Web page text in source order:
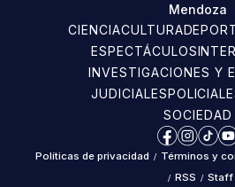
Mendoza
CIENCIACULTURA
ESPECTÁCULOS
INVESTIGACIONES Y
JUDICIALES
SOCIEDAD
Facebook
Políticas de privacidad / Términos y
/ RSS / Staff